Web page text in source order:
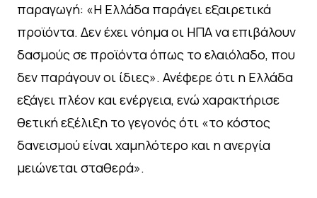
παραγωγή: «Η Ελλάδα παράγει εξαιρετικά
προϊόντα. Δεν έχει νόημα οι ΗΠΑ να επιβάλουν
δασμούς σε προϊόντα όπως το ελαιόλαδο, που
δεν παράγουν οι ίδιες». Ανέφερε ότι η Ελλάδα
εξάγει πλέον και ενέργεια, ενώ χαρακτήρισε
θετική εξέλιξη το γεγονός ότι «το κόστος
δανεισμού είναι χαμηλότερο και η ανεργία
μειώνεται σταθερά».